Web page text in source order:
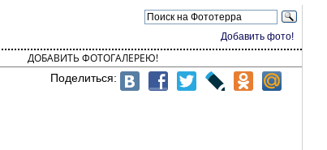
Добавить фото!
ДОБАВИТЬ ФОТОГАЛЕРЕЮ!
Поделиться: